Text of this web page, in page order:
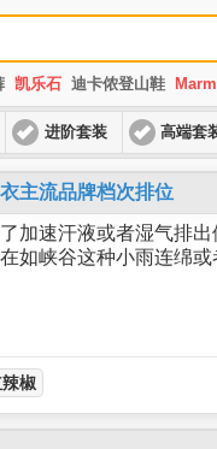
凯乐石 迪卡侬登山鞋
进阶套装 高端套
主流品牌档次排位
速汗液或者湿气排出
如峡谷这种小雨连绵
椒